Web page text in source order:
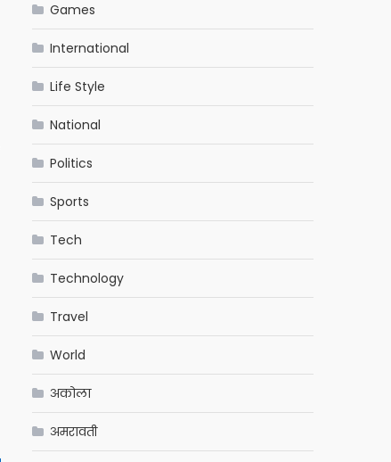
Games
International
Life Style
National
Politics
Sports
Tech
Technology
Travel
World
अकोला
अमरावती